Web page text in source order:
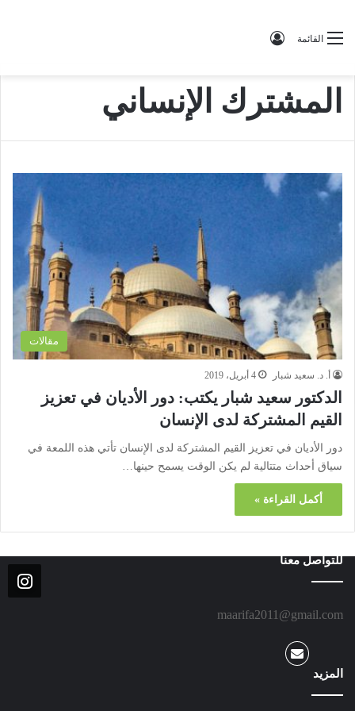
القائمة
المشترك الإنساني
مقالات
أ. د. سعيد شبار 4 أبريل، 2019
الدكتور سعيد شبار يكتب: دور الأديان في تعزيز
القيم المشتركة لدى الإنسان
دور الأديان في تعزيز القيم المشتركة لدى الإنسان تأتي هذه اللمعة في
سياق أحداث متتالية لم يكن الوقت يسمح حينها…
أكمل القراءة »
للتواصل معنا
maarifa2011@gmail.com
المزيد